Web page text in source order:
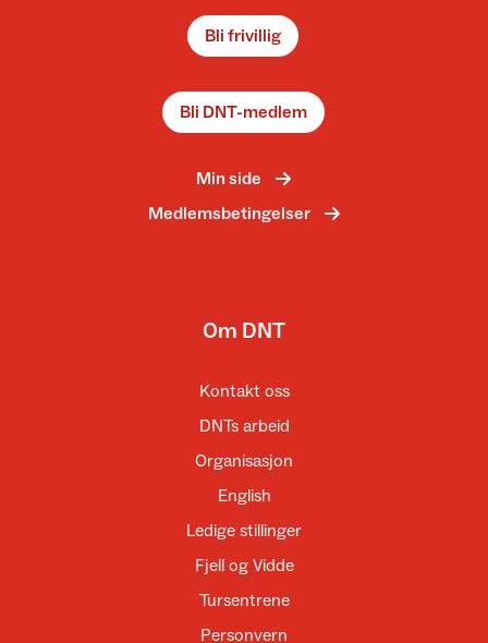
Bli frivillig
Bli DNT-medlem
Min side
Medlemsbetingelser
Om DNT
Kontakt oss
DNTs arbeid
Organisasjon
English
Ledige stillinger
Fjell og Vidde
Tursentrene
Personvern